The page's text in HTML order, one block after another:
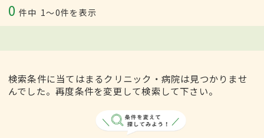
0 件中 1〜0件を表示
検索条件に当てはまるクリニック・病院は見つかりませ
んでした。再度条件を変更して検索して下さい。